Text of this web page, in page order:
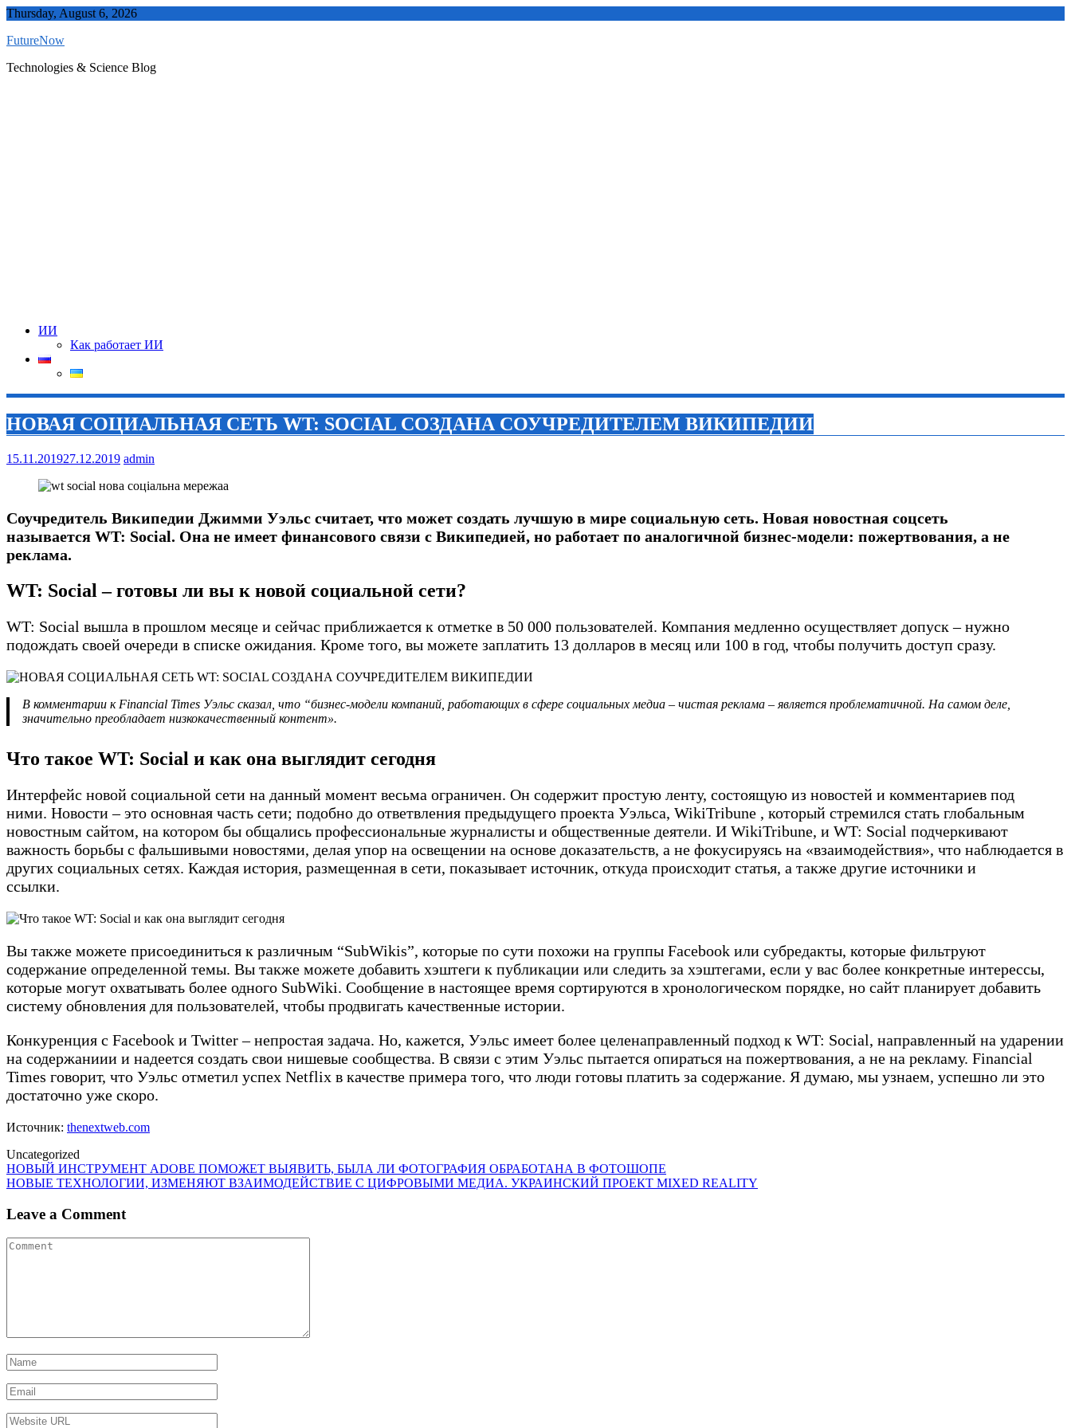
Skip
content
Thursday, August 6, 2026
FutureNow
Technologies & Science Blog
ИИ
Как работает ИИ
НОВАЯ СОЦИАЛЬНАЯ СЕТЬ WT: SOCIAL СОЗДАНА СОУЧРЕДИТЕЛЕМ ВИКИПЕДИИ
15.11.201927.12.2019 admin
Соучредитель Википедии Джимми Уэльс считает, что может создать лучшую в мире социальную сеть. Новая новостная соцсеть
называется WT: Social. Она не имеет финансового связи с Википедией, но работает по аналогичной бизнес-модели: пожертвования, а не
реклама.
WT: Social – готовы ли вы к новой социальной сети?
WT: Social вышла в прошлом месяце и сейчас приближается к отметке в 50 000 пользователей. Компания медленно осуществляет допуск – нужно
подождать своей очереди в списке ожидания. Кроме того, вы можете заплатить 13 долларов в месяц или 100 в год, чтобы получить доступ сразу.
В комментарии к Financial Times Уэльс сказал, что “бизнес-модели компаний, работающих в сфере социальных медиа – чистая реклама – является проблематичной. На самом деле,
значительно преобладает низкокачественный контент».
Что такое WT: Social и как она выглядит сегодня
Интерфейс новой социальной сети на данный момент весьма ограничен. Он содержит простую ленту, состоящую из новостей и комментариев под
ними. Новости – это основная часть сети; подобно до ответвления предыдущего проекта Уэльса, WikiTribune , который стремился стать глобальным
новостным сайтом, на котором бы общались профессиональные журналисты и общественные деятели. И WikiTribune, и WT: Social подчеркивают
важность борьбы с фальшивыми новостями, делая упор на освещении на основе доказательств, а не фокусируясь на «взаимодействия», что наблюдается в
других социальных сетях. Каждая история, размещенная в сети, показывает источник, откуда происходит статья, а также другие источники и
ссылки.
Вы также можете присоединиться к различным “SubWikis”, которые по сути похожи на группы Facebook или субредакты, которые фильтруют
содержание определенной темы. Вы также можете добавить хэштеги к публикации или следить за хэштегами, если у вас более конкретные интерессы,
которые могут охватывать более одного SubWiki. Сообщение в настоящее время сортируются в хронологическом порядке, но сайт планирует добавить
систему обновления для пользователей, чтобы продвигать качественные истории.
Конкуренция с Facebook и Twitter – непростая задача. Но, кажется, Уэльс имеет более целенаправленный подход к WT: Social, направленный на ударении
на содержаниии и надеется создать свои нишевые сообщества. В связи с этим Уэльс пытается опираться на пожертвования, а не на рекламу. Financial
Times говорит, что Уэльс отметил успех Netflix в качестве примера того, что люди готовы платить за содержание. Я думаю, мы узнаем, успешно ли это
достаточно уже скоро.
Источник: thenextweb.com
Uncategorized
Post
navigation
НОВЫЙ ИНСТРУМЕНТ ADOBE ПОМОЖЕТ ВЫЯВИТЬ, БЫЛА ЛИ ФОТОГРАФИЯ ОБРАБОТАНА В ФОТОШОПЕ
НОВЫЕ ТЕХНОЛОГИИ, ИЗМЕНЯЮТ ВЗАИМОДЕЙСТВИЕ С ЦИФРОВЫМИ МЕДИА. УКРАИНСКИЙ ПРОЕКТ MIXED REALITY
Leave a Comment